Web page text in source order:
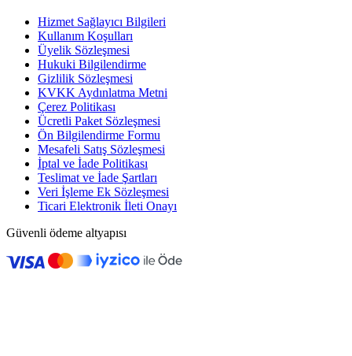
Hizmet Sağlayıcı Bilgileri
Kullanım Koşulları
Üyelik Sözleşmesi
Hukuki Bilgilendirme
Gizlilik Sözleşmesi
KVKK Aydınlatma Metni
Çerez Politikası
Ücretli Paket Sözleşmesi
Ön Bilgilendirme Formu
Mesafeli Satış Sözleşmesi
İptal ve İade Politikası
Teslimat ve İade Şartları
Veri İşleme Ek Sözleşmesi
Ticari Elektronik İleti Onayı
Güvenli ödeme altyapısı